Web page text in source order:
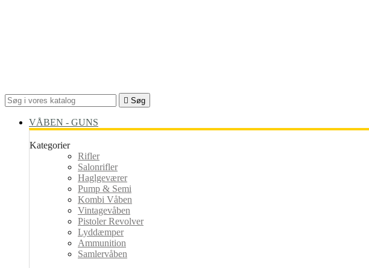
 Søg
VÅBEN - GUNS
Kategorier
Rifler
Salonrifler
Haglgeværer
Pump & Semi
Kombi Våben
Vintagevåben
Pistoler Revolver
Lyddæmper
Ammunition
Samlervåben